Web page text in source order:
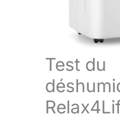
Test du